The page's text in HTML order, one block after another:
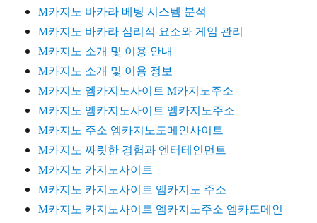
M카지노 바카라 베팅 시스템 분석
M카지노 바카라 심리적 요소와 게임 관리
M카지노 소개 및 이용 안내
M카지노 소개 및 이용 정보
M카지노 엠카지노사이트 M카지노주소
M카지노 엠카지노사이트 엠카지노주소
M카지노 주소 엠카지노도메인사이트
M카지노 짜릿한 경험과 엔터테인먼트
M카지노 카지노사이트
M카지노 카지노사이트 엠카지노 주소
M카지노 카지노사이트 엠카지노주소 엠카도메인